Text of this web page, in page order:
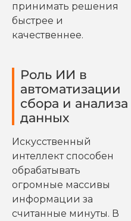
принимать решения
быстрее и
качественнее.
Роль ИИ в
автоматизации
сбора и анализа
данных
Искусственный
интеллект способен
обрабатывать
огромные массивы
информации за
считанные минуты. В